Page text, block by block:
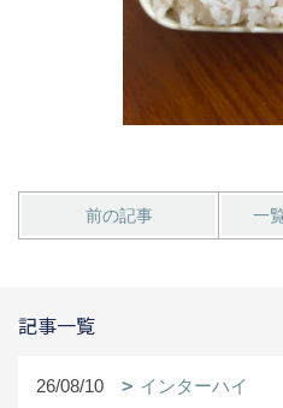
前の記事 一
記事一覧
26/08/10 インターハイ